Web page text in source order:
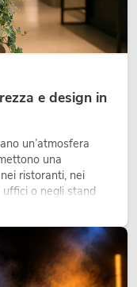
e design in
un’atmosfera
una
ristoranti, nei
o negli stand
ormai parte